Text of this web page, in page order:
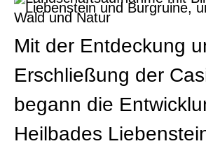
Mit der Entdeckung
Erschließung der
begann die
Heilbades